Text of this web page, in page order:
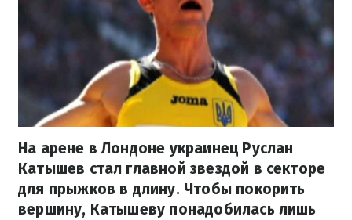
На арене в Лондоне украинец Руслан
Катышев стал главной звездой в секторе
для прыжков в длину. Чтобы покорить
вершину, Катышеву понадобилась лишь